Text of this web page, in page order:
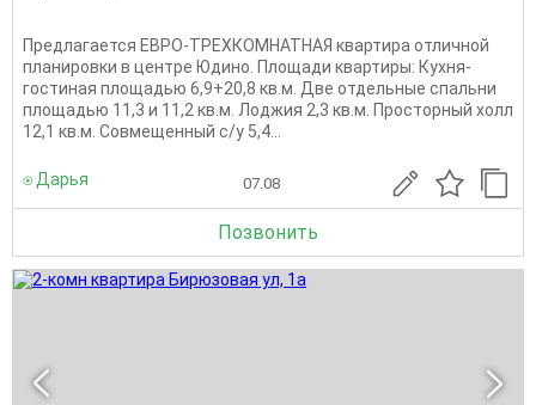
Предлагается ЕВРО-ТРЕХКОМНАТНАЯ квартира отличной
планировки в центре Юдино. Площади квартиры: Кухня-
гостиная площадью 6,9+20,8 кв.м. Две отдельные спальни
площадью 11,3 и 11,2 кв.м. Лоджия 2,3 кв.м. Просторный холл
12,1 кв.м. Совмещенный с/у 5,4...
⍟ Дарья 07.08
Позвонить